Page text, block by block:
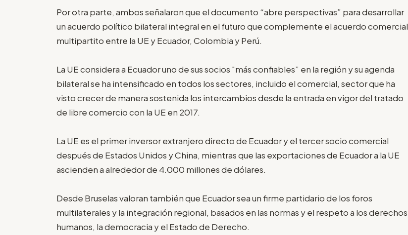
Por otra parte, ambos señalaron que el documento “abre perspectivas” para desarrollar
un acuerdo político bilateral integral en el futuro que complemente el acuerdo comercial
multipartito entre la UE y Ecuador, Colombia y Perú.
La UE considera a Ecuador uno de sus socios "más confiables” en la región y su agenda
bilateral se ha intensificado en todos los sectores, incluido el comercial, sector que ha
visto crecer de manera sostenida los intercambios desde la entrada en vigor del tratado
de libre comercio con la UE en 2017.
La UE es el primer inversor extranjero directo de Ecuador y el tercer socio comercial
después de Estados Unidos y China, mientras que las exportaciones de Ecuador a la UE
ascienden a alrededor de 4.000 millones de dólares.
Desde Bruselas valoran también que Ecuador sea un firme partidario de los foros
multilaterales y la integración regional, basados en las normas y el respeto a los derechos
humanos, la democracia y el Estado de Derecho.